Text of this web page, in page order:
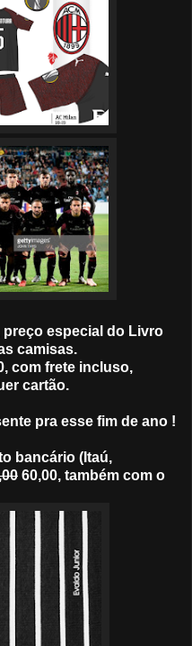
preço especial do Livro
camisas.
com frete incluso,
cartão.
pra esse fim de ano !
bancário (Itaú,
60,00, também com o